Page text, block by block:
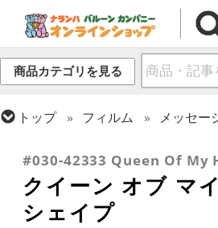
商品カテゴリを見る
トップ フィルム メッセー
バレンタイン
#030-42333 Queen Of My
クイーン オブ マ
シェイプ